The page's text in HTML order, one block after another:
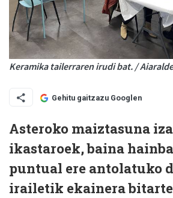
Keramika tailerraren irudi bat. /
Gehitu gaitzazu Googlen
Asteroko maiztasuna
ikastaroek, baina
puntual ere antolatuko
irailetik ekainera